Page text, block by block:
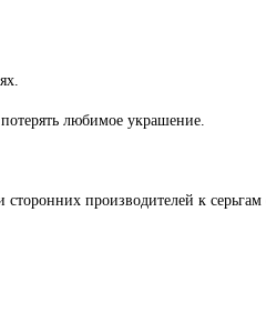
любимое украшение.
производителей к